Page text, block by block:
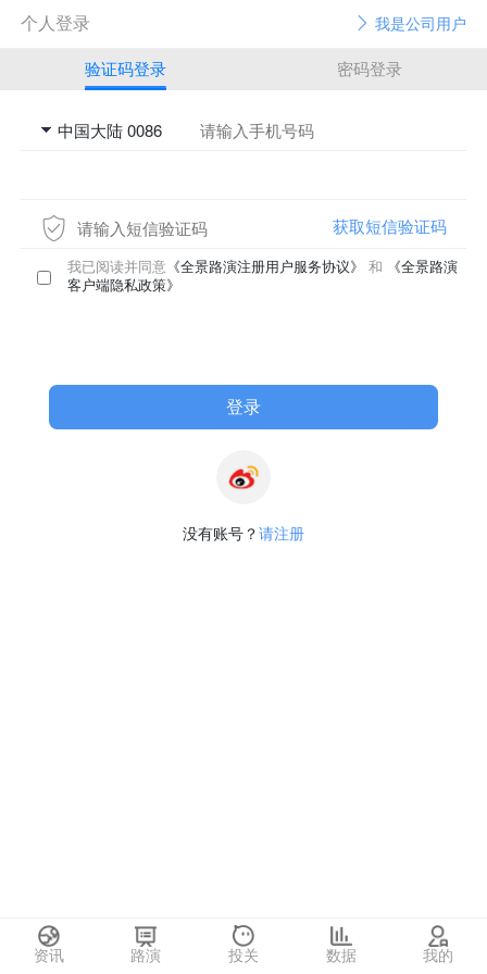
个人登录 我是公司用户
验证码登录 密码登录
获取短信验证码
我已阅读并同意 《全景路演注册用户服务协议》 和
《全景路演
客户端隐私政策》
登录
没有账号？请注册
资讯 路演 投关 数据 我的